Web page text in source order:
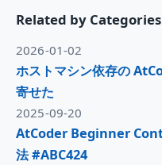
Related by Categories
2026-01-02
ホストマシン依存の
寄せた
2025-09-20
AtCoder Beginner
法 #ABC424